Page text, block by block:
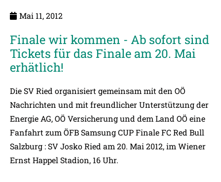
Mai 11, 2012
Finale wir kommen - Ab sofort sind
Tickets für das Finale am 20. Mai
erhätlich!
Die SV Ried organisiert gemeinsam mit den OÖ
Nachrichten und mit freundlicher Unterstützung der
Energie AG, OÖ Versicherung und dem Land OÖ eine
Fanfahrt zum ÖFB Samsung CUP Finale FC Red Bull
Salzburg : SV Josko Ried am 20. Mai 2012, im Wiener
Ernst Happel Stadion, 16 Uhr.